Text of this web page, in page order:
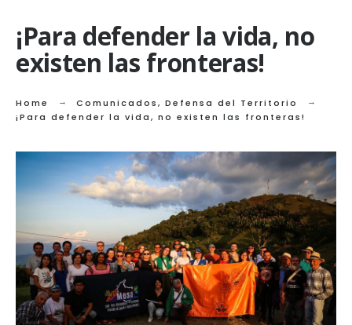
¡Para defender la vida, no
existen las fronteras!
Home Comunicados, Defensa del Territorio
¡Para defender la vida, no existen las fronteras!